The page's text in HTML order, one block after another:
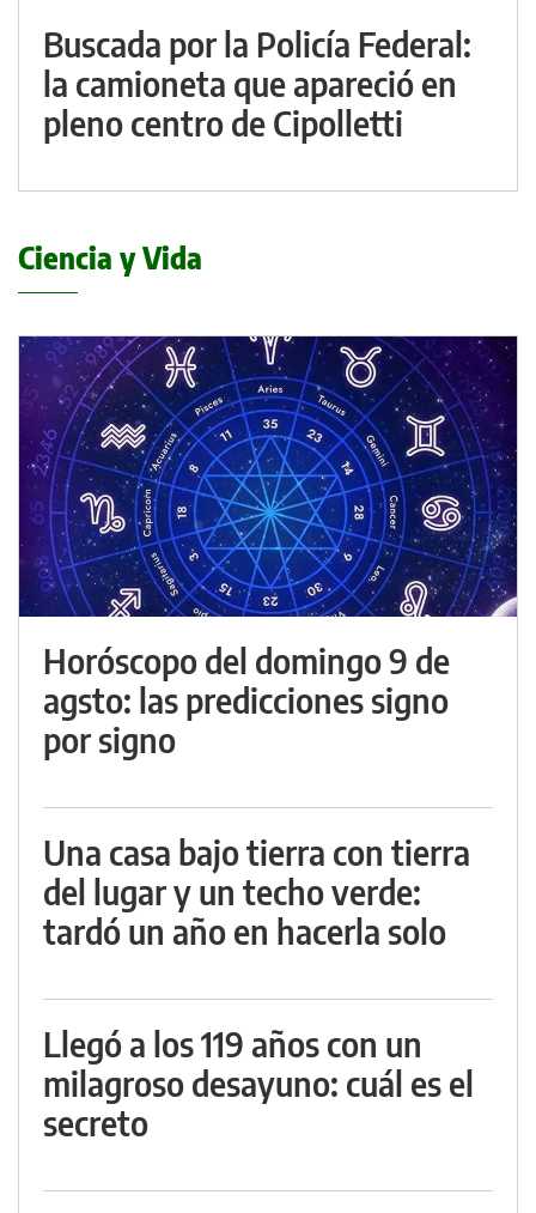
Buscada por la Policía Federal:
la camioneta que apareció en
pleno centro de Cipolletti
Ciencia y Vida
Horóscopo del domingo 9 de
agsto: las predicciones signo
por signo
Una casa bajo tierra con tierra
del lugar y un techo verde:
tardó un año en hacerla solo
Llegó a los 119 años con un
milagroso desayuno: cuál es el
secreto